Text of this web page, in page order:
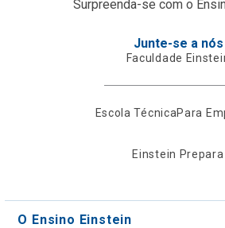
Surpreenda-se com o
Junte-se a nós
Faculdade
Escola TécnicaPara
Einstein Prepara
O Ensino Einstein